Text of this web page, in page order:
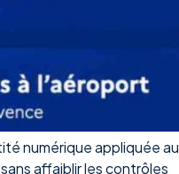
numérique appliquée au
affaiblir les contrôles